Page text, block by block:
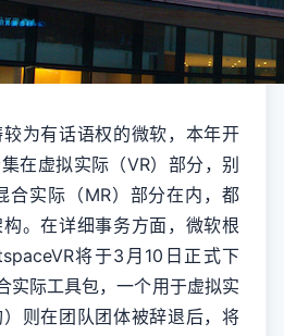
为有话语权的微软，本年开
在虚拟实际（VR）部分，别
合实际（MR）部分在内，都
。在详细事务方面，微软根
将于3月10日正式下
实际工具包，一个用于虚拟实
则在团队团体被辞退后，将